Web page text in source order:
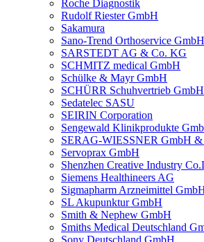
Roche Diagnostik
Rudolf Riester GmbH
Sakamura
Sano-Trend Orthoservice GmbH
SARSTEDT AG & Co. KG
SCHMITZ medical GmbH
Schülke & Mayr GmbH
SCHÜRR Schuhvertrieb GmbH
Sedatelec SASU
SEIRIN Corporation
Sengewald Klinikprodukte
SERAG-WIESSNER GmbH
Servoprax GmbH
Shenzhen Creative Industry
Siemens Healthineers AG
Sigmapharm Arzneimittel
SL Akupunktur GmbH
Smith & Nephew GmbH
Smiths Medical Deutschland